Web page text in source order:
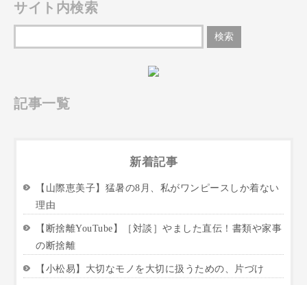
サイト内検索
記事一覧
新着記事
【山際恵美子】猛暑の8月、私がワンピースしか着ない
理由
【断捨離YouTube】［対談］やました直伝！書類や家事
の断捨離
【小松易】大切なモノを大切に扱うための、片づけ